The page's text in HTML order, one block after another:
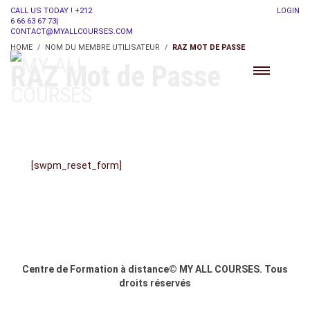
CALL US TODAY ! +212
6 66 63 67 73|
CONTACT@MYALLCOURSES.COM
LOGIN
HOME NOM DU MEMBRE UTILISATEUR RAZ MOT DE PASSE
[swpm_reset_form]
Centre de Formation à distance© MY ALL COURSES. Tous
droits réservés